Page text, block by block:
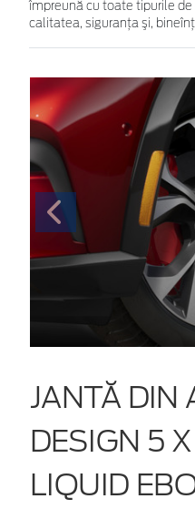
împreună cu toate tipurile
calitatea, siguranţa şi,
JANTĂ DIN
DESIGN 5
LIQUID